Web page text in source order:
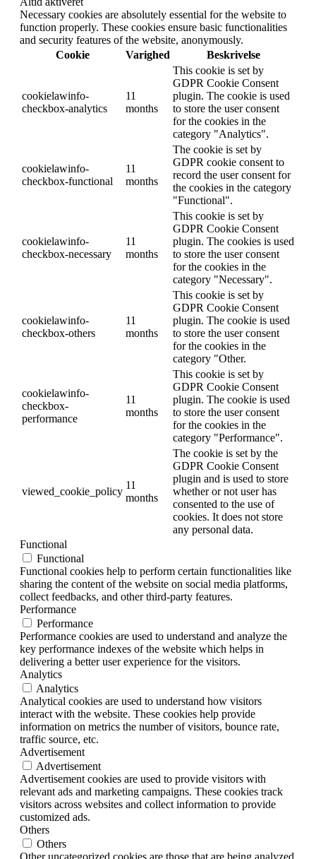
Necessary cookies are absolutely essential for the website to
function properly. These cookies ensure basic functionalities
and security features of the website, anonymously.
Cookie
Varighed Beskrivelse
cookielawinfo-
checkbox-analytics
11
months
This cookie is set by
GDPR Cookie Consent
plugin. The cookie is used
to store the user consent
for the cookies in the
category "Analytics".
cookielawinfo-
checkbox-functional
11
months
The cookie is set by
GDPR cookie consent to
record the user consent for
the cookies in the category
"Functional".
cookielawinfo-
checkbox-necessary
11
months
This cookie is set by
GDPR Cookie Consent
plugin. The cookies is used
to store the user consent
for the cookies in the
category "Necessary".
cookielawinfo-
checkbox-others
11
months
This cookie is set by
GDPR Cookie Consent
plugin. The cookie is used
to store the user consent
for the cookies in the
category "Other.
cookielawinfo-
checkbox-
performance
11
months
This cookie is set by
GDPR Cookie Consent
plugin. The cookie is used
to store the user consent
for the cookies in the
category "Performance".
viewed_cookie_policy
11
months
The cookie is set by the
GDPR Cookie Consent
plugin and is used to store
whether or not user has
consented to the use of
cookies. It does not store
any personal data.
Functional
Functional
Functional cookies help to perform certain functionalities like
sharing the content of the website on social media platforms,
collect feedbacks, and other third-party features.
Performance
Performance
Performance cookies are used to understand and analyze the
key performance indexes of the website which helps in
delivering a better user experience for the visitors.
Analytics
Analytics
Analytical cookies are used to understand how visitors
interact with the website. These cookies help provide
information on metrics the number of visitors, bounce rate,
traffic source, etc.
Advertisement
Advertisement
Advertisement cookies are used to provide visitors with
relevant ads and marketing campaigns. These cookies track
visitors across websites and collect information to provide
customized ads.
Others
Others
Other uncategorized cookies are those that are being analyzed